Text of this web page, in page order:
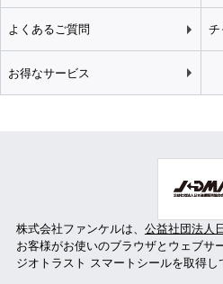
よくあるご質問 チ
お得なサービス
株式会社ファンケルは、 公益社団法人
お客様がお使いのブラウザとウェブサ
ジオトラスト スマートシールを取得し